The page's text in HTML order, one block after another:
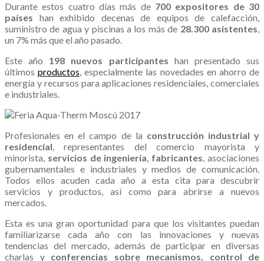
Durante estos cuatro días más de 700 expositores de 30
países han exhibido decenas de equipos de calefacción,
suministro de agua y piscinas a los más de 28.300 asistentes,
un 7% más que el año pasado.
Este año 198 nuevos participantes han presentado sus
últimosproductos, especialmente las novedades en ahorro de
energía y recursos para aplicaciones residenciales, comerciales
e industriales.
Profesionales en el campo de la construcción industrial y
residencial, representantes del comercio mayorista y
minorista, servicios de ingeniería, fabricantes, asociaciones
gubernamentales e industriales y medios de comunicación.
Todos ellos acuden cada año a esta cita para descubrir
servicios y productos, así como para abrirse a nuevos
mercados.
Esta es una gran oportunidad para que los visitantes puedan
familiarizarse cada año con las innovaciones y nuevas
tendencias del mercado, además de participar en diversas
charlas y conferencias sobre mecanismos, control de